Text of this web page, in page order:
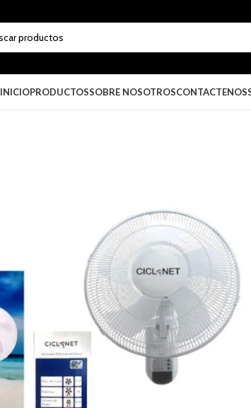
INICIOPRODUCTOSSOBRE NOSOTROSCONTACTENOS